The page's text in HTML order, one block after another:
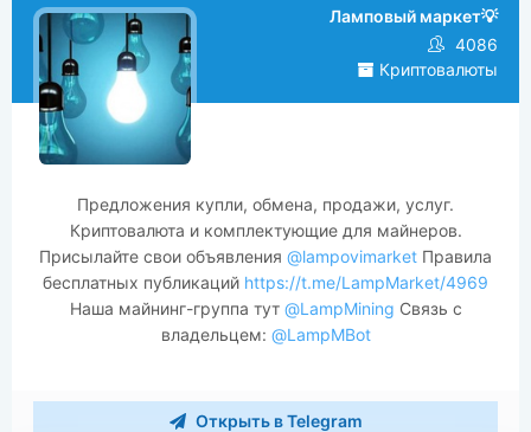
Ламповый маркет💡
4086
Криптовалюты
Предложения купли, обмена, продажи, услуг.
Криптовалюта и комплектующие для майнеров.
Присылайте свои объявления @lampovimarket Правила
бесплатных публикаций https://t.me/LampMarket/4969
Наша майнинг-группа тут@LampMining Связь с
владельцем: @LampMBot
Открыть в Telegram